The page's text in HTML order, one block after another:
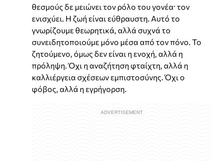
θεσμούς δε μειώνει τον ρόλο του γονέα· τον
ενισχύει. Η ζωή είναι εύθραυστη. Αυτό το
γνωρίζουμε θεωρητικά, αλλά συχνά το
συνειδητοποιούμε μόνο μέσα από τον πόνο. Το
ζητούμενο, όμως δεν είναι η ενοχή, αλλά η
πρόληψη. Όχι η αναζήτηση φταίχτη, αλλά η
καλλιέργεια σχέσεων εμπιστοσύνης. Όχι ο
φόβος, αλλά η εγρήγορση.